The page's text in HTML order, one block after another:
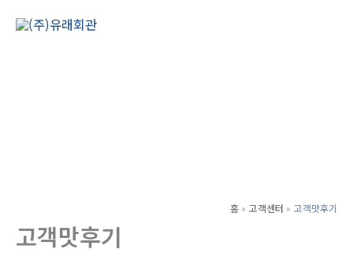
홈 고객센터 고객맛후기
고객맛후기